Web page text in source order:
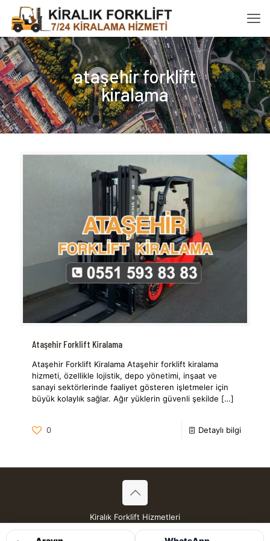
ataşehir forklift
kiralama
Ataşehir Forklift Kiralama
Ataşehir Forklift Kiralama Ataşehir forklift kiralama
hizmeti, özellikle lojistik, depo yönetimi, inşaat ve
sanayi sektörlerinde faaliyet gösteren işletmeler için
büyük kolaylık sağlar. Ağır yüklerin güvenli şekilde […]
0 Detaylı bilgi
Kiralık Forklift Hizmetleri
Tüm Hakları Saklıdır © 2026